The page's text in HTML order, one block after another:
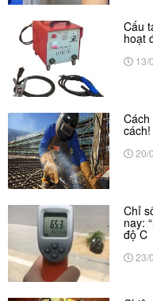
Cấu
hoạt
13/
cách!
20/
Chỉ
nay:
độ C
23/